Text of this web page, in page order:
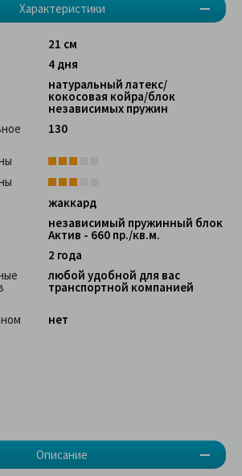
Характеристики
Описание
21 см
4 дня
натуральный латекс/
кокосовая койра/блок
независимых пружин
130
жаккард
независимый пружинный блок
Актив - 660 пр./кв.м.
2 года
любой удобной для вас
транспортной компанией
нет